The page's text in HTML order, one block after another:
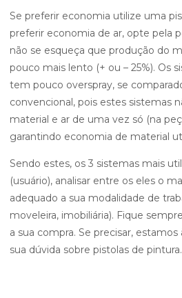
Se preferir economia utilize uma
preferir economia de ar, opte pela
não se esqueça que produção do
pouco mais lento (+ ou – 25%). Os
tem pouco overspray, se
convencional, pois estes sistemas
material e ar de uma vez só (na
garantindo economia de material
Sendo estes, os 3 sistemas mais
(usuário), analisar entre os eles o
adequado a sua modalidade de
moveleira, imobiliária). Fique
a sua compra. Se precisar, estamos
sua dúvida sobre pistolas de